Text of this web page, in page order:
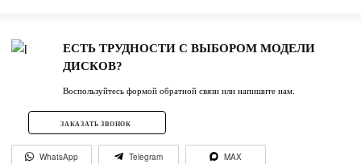
ЕСТЬ ТРУДНОСТИ С ВЫБОРОМ МОДЕЛИ
ДИСКОВ?
Воспользуйтесь формой обратной связи или напишите нам.
ЗАКАЗАТЬ ЗВОНОК
WhatsApp Telegram MAX